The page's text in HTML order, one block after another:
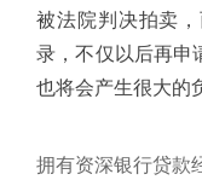
被法院判决拍卖
录，不仅以后再申
也将会产生很大的
拥有资深银行贷款